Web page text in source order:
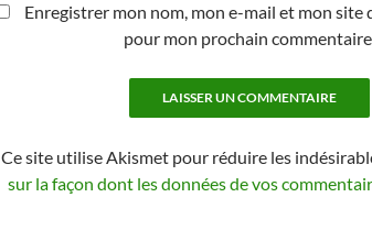
Enregistrer mon nom, mon e-mail et mon site
pour mon prochain
Ce site utilise Akismet pour réduire les
sur la façon dont les données de vos